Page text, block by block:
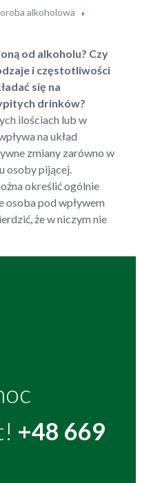
alkoholowa
od alkoholu? Czy
i częstotliwości
się na
drinków?
ilościach lub w
na układ
zmiany zarówno w
osoby pijącej.
określić ogólnie
osoba pod wpływem
że w niczym nie
+48 669